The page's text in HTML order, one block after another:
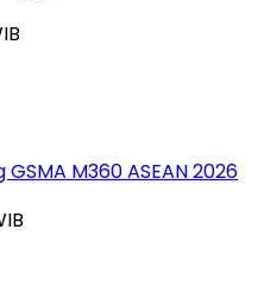
M360 ASEAN 2026